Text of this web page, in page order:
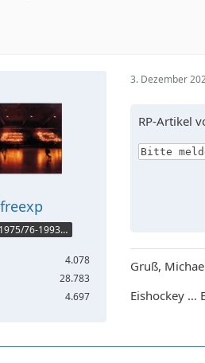
Stehplatz 1975/76-1993/94
4.078
28.783
4.697
3. Dezember
RP-Artikel
Bitte
Gruß,
Eishockey …